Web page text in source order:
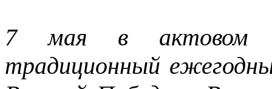
7 мая в актовом
традиционный